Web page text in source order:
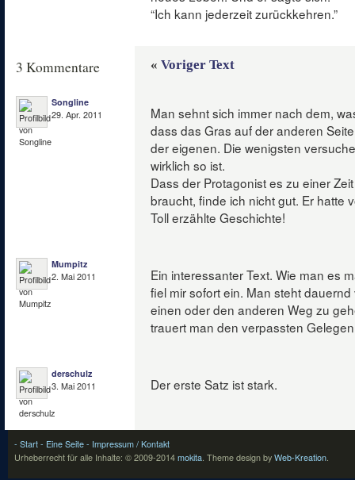
“Ich kann jederzeit zurückkehren.”
3 Kommentare « Voriger Text
Songline
29. Apr. 2011
Man sehnt sich immer nach dem,
dass das Gras auf der anderen
der eigenen. Die wenigsten
wirklich so ist.
Dass der Protagonist es zu einer
braucht, finde ich nicht gut. Er hatte
Toll erzählte Geschichte!
Mumpitz
2. Mai 2011
Ein interessanter Text. Wie man es
fiel mir sofort ein. Man steht
einen oder den anderen Weg zu
trauert man den verpassten
derschulz
3. Mai 2011
Der erste Satz ist stark.
- Start - Eine Seite - Impressum / Kontakt
Urheberrecht für alle Inhalte: © 2009-2014 mokita. Theme design by Web-Kreation.